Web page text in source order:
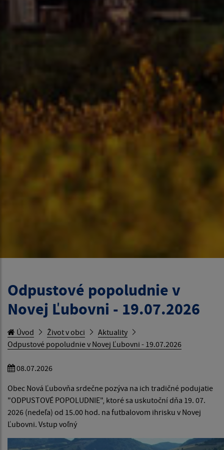
Odpustové popoludnie v
Novej Ľubovni - 19.07.2026
Úvod Život v obci
Aktuality
Odpustové popoludnie v Novej Ľubovni - 19.07.2026
08.07.2026
Obec Nová Ľubovňa srdečne pozýva na ich tradičné podujatie
"ODPUSTOVÉ POPOLUDNIE", ktoré sa uskutoční dňa 19. 07.
2026 (nedeľa) od 15.00 hod. na futbalovom ihrisku v Novej
Ľubovni. Vstup voľný